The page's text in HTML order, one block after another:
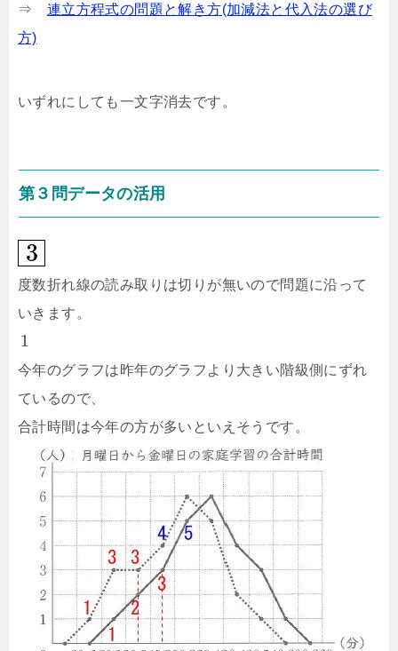
⇒ 連立方程式の問題と解き方(加減法と代入法の選び
方)
いずれにしても一文字消去です。
第３問データの活用
3
度数折れ線の読み取りは切りが無いので問題に沿って
いきます。
1
今年のグラフは昨年のグラフより大きい階級側にずれ
ているので、
合計時間は今年の方が多いといえそうです。